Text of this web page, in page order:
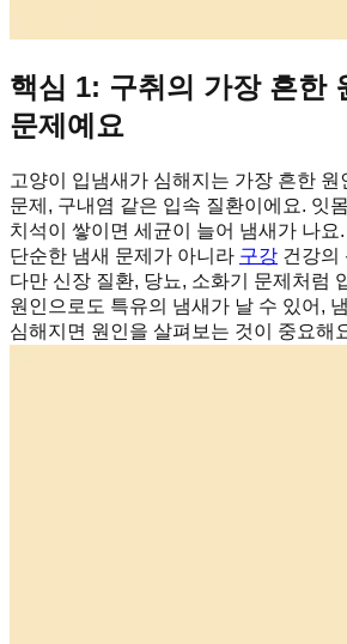
핵심 1: 구취의 가장 흔한
문제예요
고양이 입냄새가 심해지는 가장 흔한
문제, 구내염 같은 입속 질환이에요. 잇
치석이 쌓이면 세균이 늘어 냄새가 나요
단순한 냄새 문제가 아니라 구강 건강의
다만 신장 질환, 당뇨, 소화기 문제처럼
원인으로도 특유의 냄새가 날 수 있어,
심해지면 원인을 살펴보는 것이 중요해